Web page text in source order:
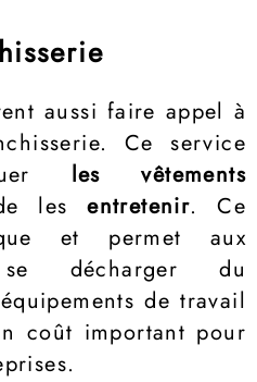
aussi faire appel à
Ce service
les vêtements
lesentretenir. Ce
et permet aux
décharger du
de travail
coût important pour